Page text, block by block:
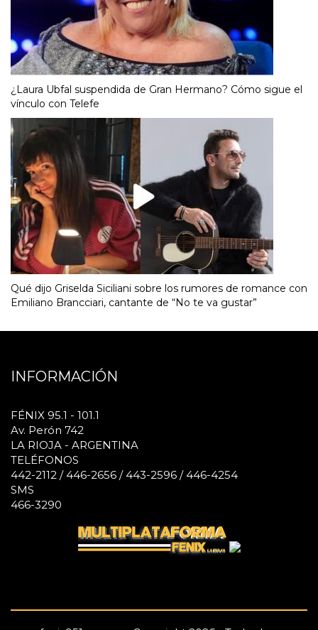
¿Laura Ubfal suspendida de Gran Hermano? Cómo sigue el
vínculo con Telefe
Qué dijo Griselda Siciliani sobre los rumores de romance con
Emiliano Brancciari, cantante de “No te va gustar”
INFORMACIÓN
FÉNIX 95.1 - 101.1
Av. Perón 742
LA RIOJA - ARGENTINA
TELÉFONOS
442-2112 / 446-2656 / 443-2596 / 446-4254
SMS
466-3290